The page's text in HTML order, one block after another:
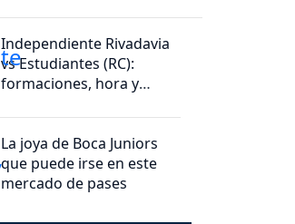
Independiente Rivadavia
vs Estudiantes (RC):
formaciones, hora y
La joya de Boca Juniors
que puede irse en este
mercado de pases